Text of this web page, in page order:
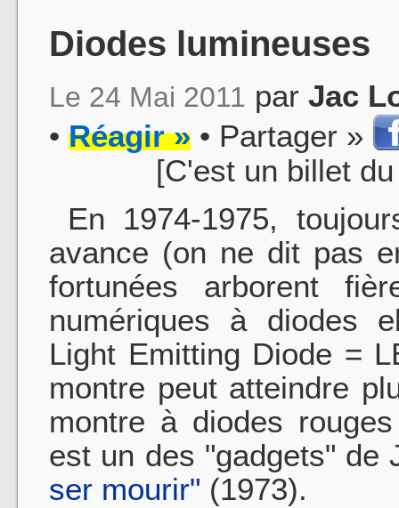
Diodes lumineuses
Le 24 Mai 2011 par Jac
• Réagir » • Partager »
[C'est un billet
En 1974-1975,
avance (on ne dit pas
fortunées arborent
numériques à diodes
Light Emitting Diode =
montre peut atteindre
montre à diodes
est un des "gadgets" de
ser mourir" (1973).